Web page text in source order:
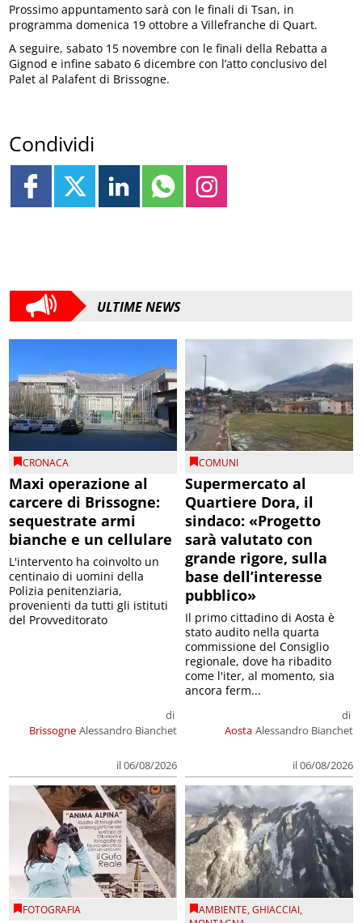
Prossimo appuntamento sarà con le finali di Tsan, in
programma domenica 19 ottobre a Villefranche di Quart.
A seguire, sabato 15 novembre con le finali della Rebatta a
Gignod e infine sabato 6 dicembre con l’atto conclusivo del
Palet al Palafent di Brissogne.
Condividi
ULTIME NEWS
CRONACA
Maxi operazione al
carcere di Brissogne:
sequestrate armi
bianche e un cellulare
Brissogne
di
Alessandro Bianchet
il 06/08/2026
L'intervento ha coinvolto un
centinaio di uomini della
Polizia penitenziaria,
provenienti da tutti gli istituti
del Provveditorato
COMUNI
Supermercato al
Quartiere Dora, il
sindaco: «Progetto
sarà valutato con
grande rigore, sulla
base dell’interesse
pubblico»
Aosta
di
Alessandro Bianchet
il 06/08/2026
Il primo cittadino di Aosta è
stato audito nella quarta
commissione del Consiglio
regionale, dove ha ribadito
come l'iter, al momento, sia
ancora ferm...
FOTOGRAFIA AMBIENTE,GHIACCIAI,